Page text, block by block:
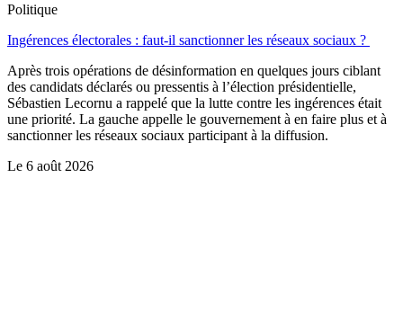
Politique
Ingérences électorales : faut-il sanctionner les réseaux sociaux ?
Après trois opérations de désinformation en quelques jours ciblant
des candidats déclarés ou pressentis à l’élection présidentielle,
Sébastien Lecornu a rappelé que la lutte contre les ingérences était
une priorité. La gauche appelle le gouvernement à en faire plus et à
sanctionner les réseaux sociaux participant à la diffusion.
Le 6 août 2026